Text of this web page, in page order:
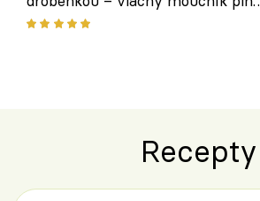
ovoce
Recepty